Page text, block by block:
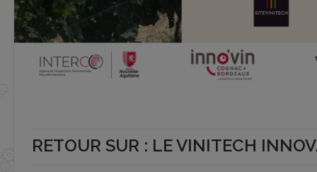
RETOUR SUR : LE VINITECH